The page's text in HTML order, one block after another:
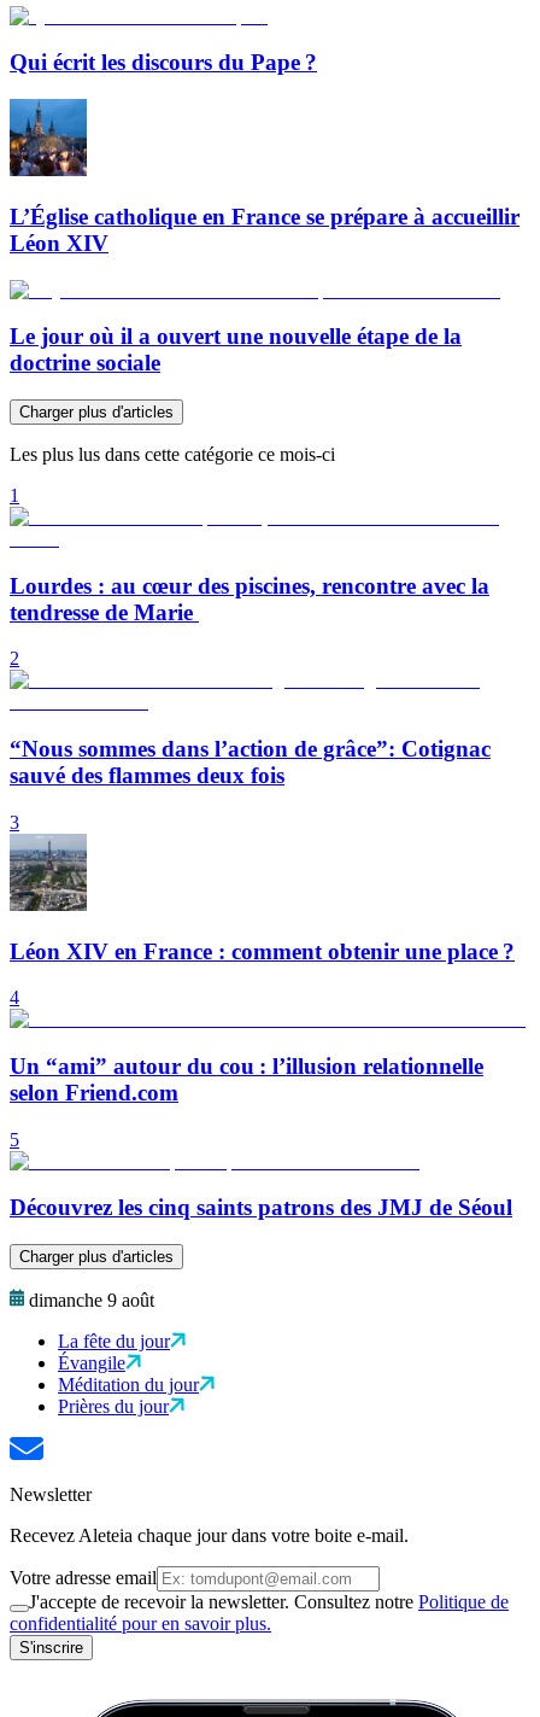
Qui écrit les discours du Pape ?
L’Église catholique en France se prépare à accueillir
Léon XIV
Le jour où il a ouvert une nouvelle étape de la
doctrine sociale
Charger plus d'articles
Les plus lus dans cette catégorie ce mois-ci
1
Lourdes : au cœur des piscines, rencontre avec la
tendresse de Marie
2
“Nous sommes dans l’action de grâce”: Cotignac
sauvé des flammes deux fois
3
Léon XIV en France : comment obtenir une place ?
4
Un “ami” autour du cou : l’illusion relationnelle
selon Friend.com
5
Découvrez les cinq saints patrons des JMJ de Séoul
Charger plus d'articles
dimanche 9 août
La fête du jour
Évangile
Méditation du jour
Prières du jour
Newsletter
Recevez Aleteia chaque jour dans votre boite e-mail.
Votre adresse email
J'accepte de recevoir la newsletter. Consultez notre Politique de
confidentialité pour en savoir plus.
S'inscrire